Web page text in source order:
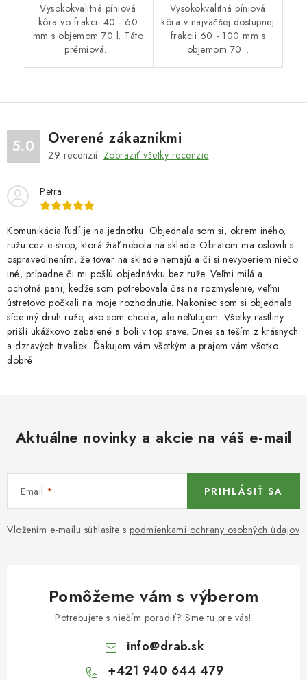
Vysokokvalitná píniová
kôra vo frakcii 40 - 60
mm s objemom 70 l. Táto
prémiová...
Vysokokvalitná píniová
kôra v najväčšej dostupnej
frakcii 60 - 100 mm s
objemom 70...
5.0 Overené zákazníkmi
29 recenzií. Zobraziť všetky recenzie
Petra
Komunikácia ľudí je na jednotku. Objednala som si, okrem iného,
ružu cez e-shop, ktorá žiaľ nebola na sklade. Obratom ma oslovili s
ospravedlnením, že tovar na sklade nemajú a či si nevyberiem niečo
iné, prípadne či mi pošlú objednávku bez ruže. Veľmi milá a
ochotná pani, keďže som potrebovala čas na rozmyslenie, veľmi
ústretovo počkali na moje rozhodnutie. Nakoniec som si objednala
síce iný druh ruže, ako som chcela, ale neľutujem. Všetky rastliny
prišli ukážkovo zabalené a boli v top stave. Dnes sa teším z krásnych
a dzravých trvaliek. Ďakujem vám všetkým a prajem vám všetko
dobré.
Aktuálne novinky a akcie na váš e-mail
Email
Vložením e-mailu súhlasíte s podmienkami ochrany osobných údajov
PRIHLÁSIŤ SA
Pomôžeme vám s výberom
Potrebujete s niečím poradiť? Sme tu pre vás!
info@drab.sk
+421 940 644 479